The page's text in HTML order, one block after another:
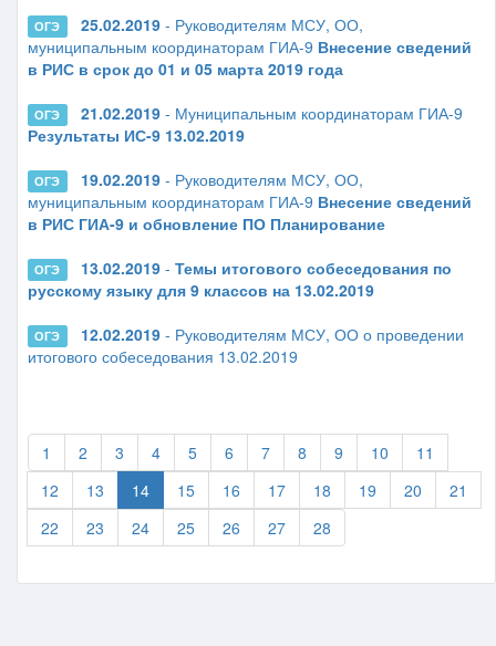
ОГЭ 25.02.2019- Руководителям МСУ, ОО,
муниципальным координаторам ГИА-9 Внесение сведений
в РИС в срок до 01 и 05 марта 2019 года
ОГЭ 21.02.2019- Муниципальным координаторам ГИА-9
Результаты ИС-9 13.02.2019
ОГЭ 19.02.2019- Руководителям МСУ, ОО,
муниципальным координаторам ГИА-9 Внесение сведений
в РИС ГИА-9 и обновление ПО Планирование
ОГЭ 13.02.2019- Темы итогового собеседования по
русскому языку для 9 классов на 13.02.2019
ОГЭ 12.02.2019- Руководителям МСУ, ОО о проведении
итогового собеседования 13.02.2019
1 2 3 4 5 6 7 8 9 10
11
12
13 14 15 16 17 18 19 20
21
22
23 24 25 26 27 28